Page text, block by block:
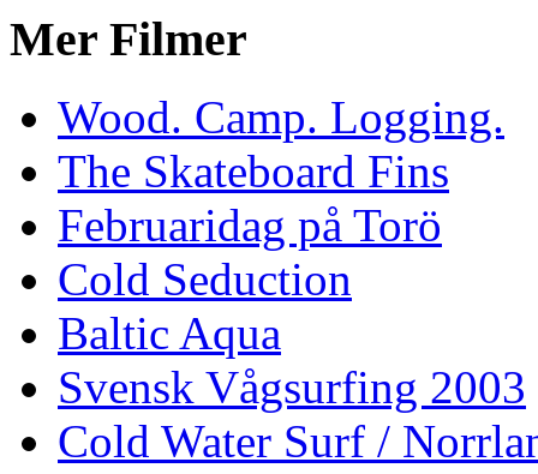
Mer Filmer
Wood. Camp. Logging.
The Skateboard Fins
Februaridag på Torö
Cold Seduction
Baltic Aqua
Svensk Vågsurfing 2003
Cold Water Surf /